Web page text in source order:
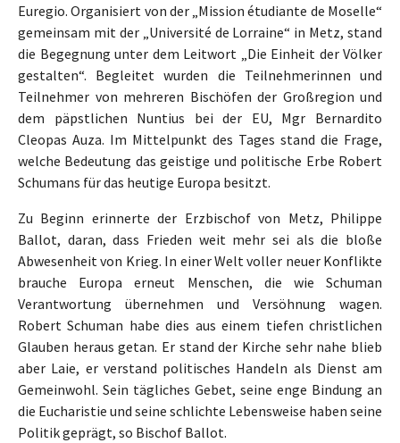
Euregio. Organisiert von der „Mission étudiante de Moselle“
gemeinsam mit der „Université de Lorraine“ in Metz, stand
die Begegnung unter dem Leitwort „Die Einheit der Völker
gestalten“. Begleitet wurden die Teilnehmerinnen und
Teilnehmer von mehreren Bischöfen der Großregion und
dem päpstlichen Nuntius bei der EU, Mgr Bernardito
Cleopas Auza. Im Mittelpunkt des Tages stand die Frage,
welche Bedeutung das geistige und politische Erbe Robert
Schumans für das heutige Europa besitzt.
Zu Beginn erinnerte der Erzbischof von Metz, Philippe
Ballot, daran, dass Frieden weit mehr sei als die bloße
Abwesenheit von Krieg. In einer Welt voller neuer Konflikte
brauche Europa erneut Menschen, die wie Schuman
Verantwortung übernehmen und Versöhnung wagen.
Robert Schuman habe dies aus einem tiefen christlichen
Glauben heraus getan. Er stand der Kirche sehr nahe blieb
aber Laie, er verstand politisches Handeln als Dienst am
Gemeinwohl. Sein tägliches Gebet, seine enge Bindung an
die Eucharistie und seine schlichte Lebensweise haben seine
Politik geprägt, so Bischof Ballot.